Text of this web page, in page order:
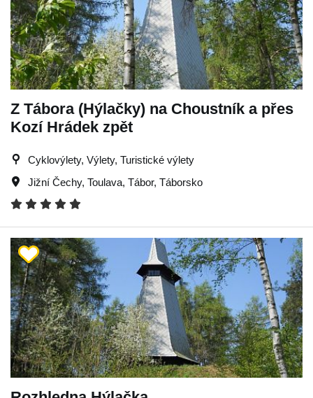
Z Tábora (Hýlačky) na Choustník a přes
Kozí Hrádek zpět
Cyklovýlety, Výlety, Turistické výlety
Jižní Čechy, Toulava, Tábor, Táborsko